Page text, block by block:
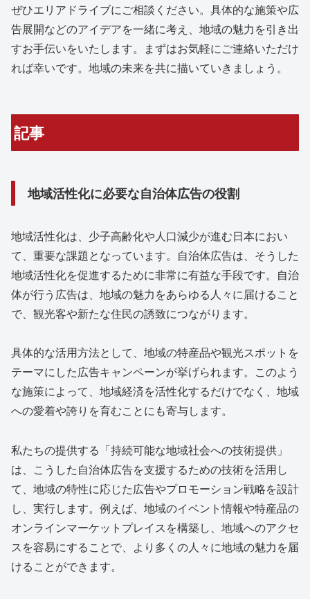
ぜひエリアドライブにご相談ください。具体的な施策や広
告展開などのアイデアを一緒に考え、地域の魅力を引き出
すお手伝いをいたします。まずはお気軽にご連絡いただけ
れば幸いです。地域の未来を共に描いていきましょう。
記事
地域活性化に必要な自治体広告の役割
地域活性化は、少子高齢化や人口減少が進む日本におい
て、重要な課題となっています。自治体広告は、そうした
地域活性化を促進するために非常に有益な手段です。自治
体が行う広告は、地域の魅力をあらゆる人々に届けること
で、観光客や新たな住民の誘致につながります。
具体的な活用方法として、地域の特産品や観光スポットを
テーマにした広告キャンペーンが挙げられます。このよう
な施策によって、地域経済を活性化するだけでなく、地域
への愛着や誇りを育むことにも寄与します。
私たちの提供する「持続可能な地域社会への技術提供」
は、こうした自治体広告を支援するための技術を活用し
て、地域の特性に応じた広告やプロモーション戦略を設計
し、実行します。例えば、地域のイベント情報や特産品の
オンラインマーケットプレイスを構築し、地域へのアクセ
スを容易にすることで、より多くの人々に地域の魅力を届
けることができます。